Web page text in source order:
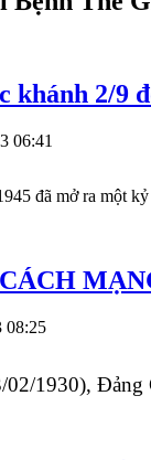
khánh 2/9
06:41
đã mở ra một
08:25
1930), Đảng